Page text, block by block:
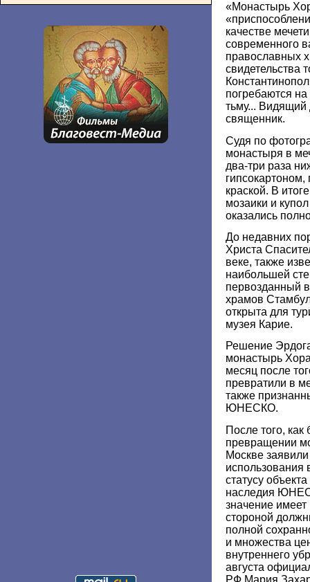
«Монастырь
качестве
современного
православных
свидетельства
погребаются
тьму... Видящий
священник.
Судя по
монастыря в
два-три раза
краской. В
мозаики и
оказались
До недавних
Христа
веке, также
наибольшей
первозданный
храмов
открыта для
музея Карие.
Решение
монастырь
месяц после
превратили в
также
ЮНЕСКО.
После того,
превращении
Москве
использования
статусу
наследия
значение имеет
стороной
полной
и множества
внутреннего
августа
РФ Мария